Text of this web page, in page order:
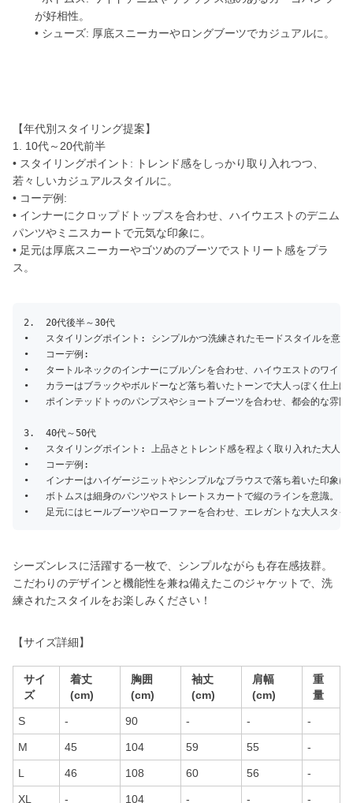
が好相性。
• シューズ: 厚底スニーカーやロングブーツでカジュアルに。
【年代別スタイリング提案】
1. 10代～20代前半
• スタイリングポイント: トレンド感をしっかり取り入れつつ、
若々しいカジュアルスタイルに。
• コーデ例:
• インナーにクロップドトップスを合わせ、ハイウエストのデニム
パンツやミニスカートで元気な印象に。
• 足元は厚底スニーカーやゴツめのブーツでストリート感をプラ
ス。
2.	20代後半～30代
•	スタイリングポイント: シンプルかつ洗練されたモードスタイルを意識。
•	コーデ例:
•	タートルネックのインナーにブルゾンを合わせ、ハイウエストのワイドパンツでバランスを取る。
•	カラーはブラックやボルドーなど落ち着いたトーンで大人っぽく仕上げる。
•	ポインテッドトゥのパンプスやショートブーツを合わせ、都会的な雰囲気を演出。
3.	40代～50代
•	スタイリングポイント: 上品さとトレンド感を程よく取り入れた大人のスタイル。
•	コーデ例:
•	インナーはハイゲージニットやシンプルなブラウスで落ち着いた印象に。
•	ボトムスは細身のパンツやストレートスカートで縦のラインを意識。
シーズンレスに活躍する一枚で、シンプルながらも存在感抜群。
こだわりのデザインと機能性を兼ね備えたこのジャケットで、洗
練されたスタイルをお楽しみください！
【サイズ詳細】
サイ
ズ
着丈
(cm)
胸囲
(cm)
袖丈
(cm)
肩幅
(cm)
重
量
S - 90 - - -
M 45 104 59 55 -
L 46 108 60 56 -
XL - 104 - - -